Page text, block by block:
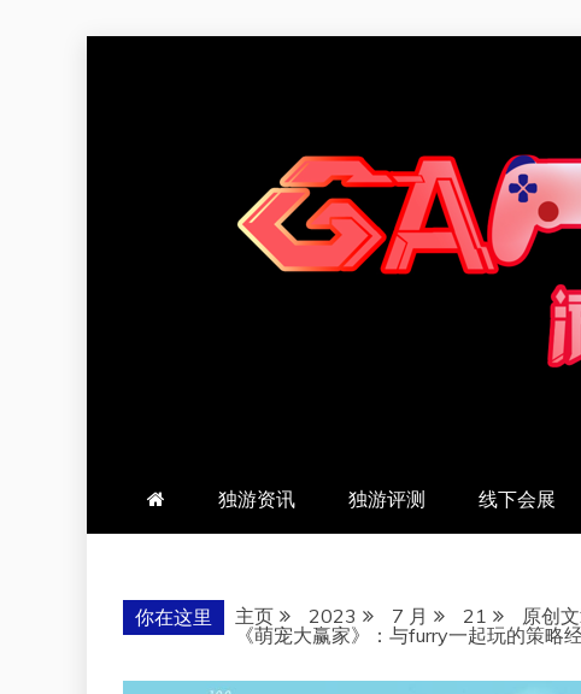
羽风手帐姬
独游资讯 独游评测 线下会展
你在这里 主页 2023 7 月 21
原创
《萌宠大赢家》：与furry一起玩的策